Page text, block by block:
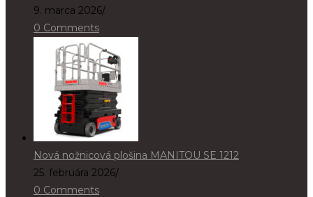
9. marca 2026/
0 Comments
Nová nožnicová plošina MANITOU SE 1212
25. februára 2026/
0 Comments